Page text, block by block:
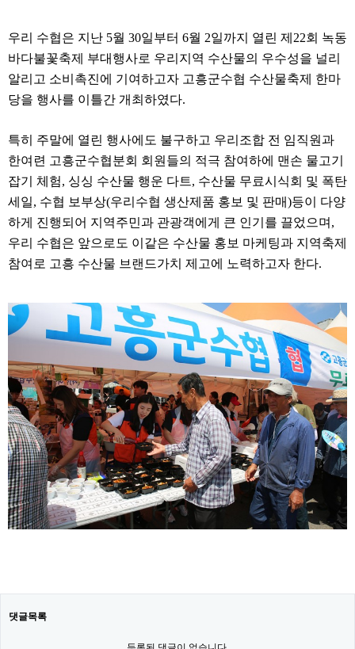
우리 수협은 지난 5월 30일부터 6월 2일까지 열린 제 22회 녹동
바다불꽃축제 부대행사로 우리지역 수산물의 우수성을 널리
알리고 소비촉진에 기여하고자 고흥군수협 수산물축제 한마
당을 행사를 이틀간 개최하였다.
특히 주말에 열린 행사에도 불구하고 우리조합 전 임직원과
한여련 고흥군수협분회 회원들의 적극 참여하에 맨손 물고기
잡기 체험, 싱싱 수산물 행운 다트, 수산물 무료시식회 및 폭탄
세일, 수협 보부상(우리수협 생산제품 홍보 및 판매)등이 다양
하게 진행되어 지역주민과 관광객에게 큰 인기를 끌었으며 ,
우리 수협은 앞으로도 이같은 수산물 홍보 마케팅과 지역축제
참여로 고흥 수산물 브랜드가치 제고에 노력하고자 한다.
댓글목록